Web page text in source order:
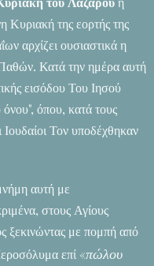
Κυριακή της εορτής της
αρχίζει ουσιαστικά η
Κατά την ημέρα αυτή
εισόδου Του Ιησού
όπου, κατά τους
Τον υποδέχθηκαν
αυτή με
στους Αγίους
ξεκινώντας με πομπή από
επί «πώλου